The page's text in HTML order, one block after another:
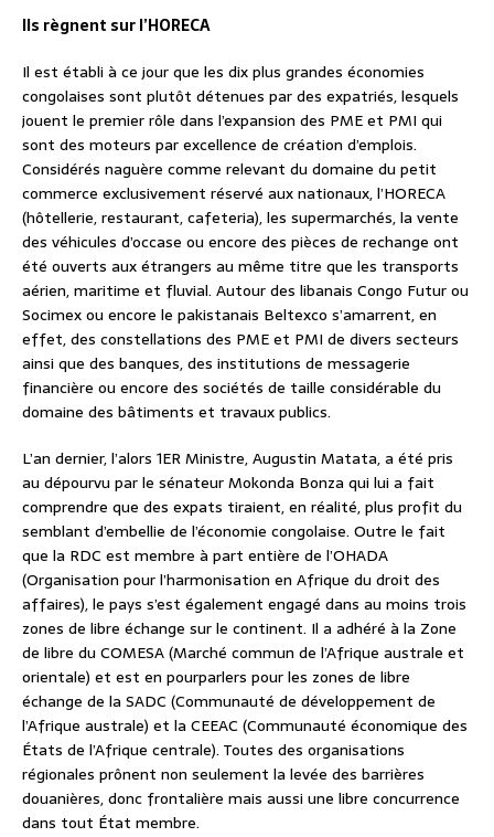
Ils règnent sur l’HORECA
Il est établi à ce jour que les dix plus grandes économies
congolaises sont plutôt détenues par des expatriés, lesquels
jouent le premier rôle dans l’expansion des PME et PMI qui
sont des moteurs par excellence de création d’emplois.
Considérés naguère comme relevant du domaine du petit
commerce exclusivement réservé aux nationaux, l’HORECA
(hôtellerie, restaurant, cafeteria), les supermarchés, la vente
des véhicules d’occase ou encore des pièces de rechange ont
été ouverts aux étrangers au même titre que les transports
aérien, maritime et fluvial. Autour des libanais Congo Futur ou
Socimex ou encore le pakistanais Beltexco s’amarrent, en
effet, des constellations des PME et PMI de divers secteurs
ainsi que des banques, des institutions de messagerie
financière ou encore des sociétés de taille considérable du
domaine des bâtiments et travaux publics.
L’an dernier, l’alors 1ER Ministre, Augustin Matata, a été pris
au dépourvu par le sénateur Mokonda Bonza qui lui a fait
comprendre que des expats tiraient, en réalité, plus profit du
semblant d’embellie de l’économie congolaise. Outre le fait
que la RDC est membre à part entière de l’OHADA
(Organisation pour l’harmonisation en Afrique du droit des
affaires), le pays s’est également engagé dans au moins trois
zones de libre échange sur le continent. Il a adhéré à la Zone
de libre du COMESA (Marché commun de l’Afrique australe et
orientale) et est en pourparlers pour les zones de libre
échange de la SADC (Communauté de développement de
l’Afrique australe) et la CEEAC (Communauté économique des
États de l’Afrique centrale). Toutes des organisations
régionales prônent non seulement la levée des barrières
douanières, donc frontalière mais aussi une libre concurrence
dans tout État membre.